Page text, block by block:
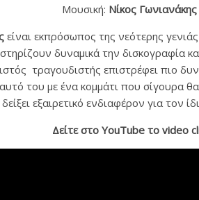
Μουσική: Νίκος Γωνιανάκης
είναι εκπρόσωπος της νεότερης
δυναμικά την δισκογραφία
τραγουδιστής επιστρέφει πιο
του με ένα κομμάτι που σίγουρα
εξαιρετικό ενδιαφέρον για τoν
Δείτε στο ΥouΤube το video